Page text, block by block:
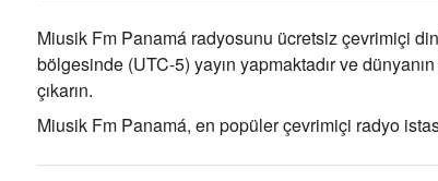
Miusik Fm Panamá radyosunu ücretsiz çevrimiçi
bölgesinde (UTC-5) yayın yapmaktadır ve
çıkarın.
Miusik Fm Panamá, en popüler çevrimiçi radyo